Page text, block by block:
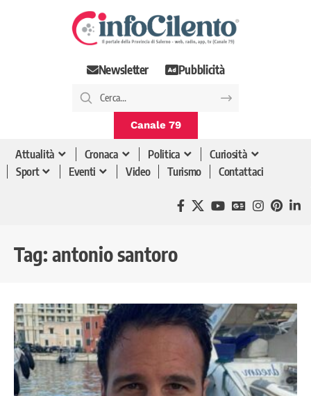
Newsletter Pubblicità
Canale 79
Attualità Cronaca Politica
Curiosità
Sport
Eventi Video Turismo Contattaci
Tag: antonio santoro